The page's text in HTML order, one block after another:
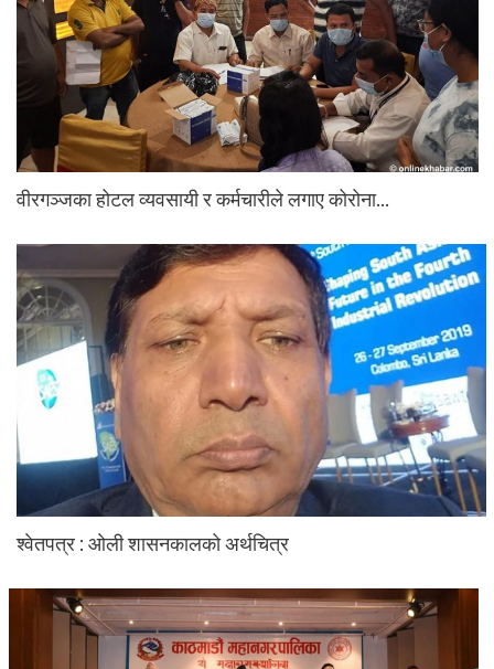
वीरगञ्जका होटल व्यवसायी र कर्मचारीले लगाए कोरोना…
श्वेतपत्र : ओली शासनकालको अर्थचित्र